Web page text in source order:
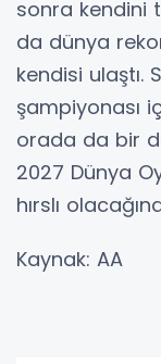
sonra kendini
da dünya
kendisi ulaştı.
şampiyonası
orada da bir
2027 Dünya
hırslı
Kaynak: AA